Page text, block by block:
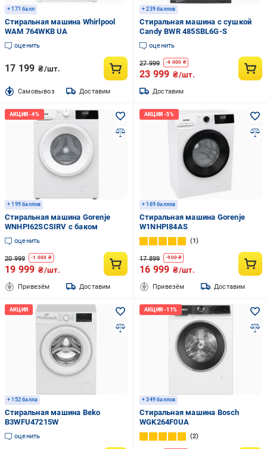
+ 171 балл
Стиральная машина Whirlpool
WAM 764WKB UA
оценить
17 199 ₴/шт.
Cамовывоз Доставим
+ 239 баллов
Стиральная машина с сушкой
Candy BWR 485SBL6G-S
оценить
27 999 -4 000 ₴
23 999 ₴/шт.
Доставим
+ 199 баллов
Стиральная машина Gorenje
WNHPI62SCSIRV с баком
оценить
20 999 -1 000 ₴
19 999 ₴/шт.
Привезём Доставим
+ 169 баллов
Стиральная машина Gorenje
W1NHPI84AS
1
17 899 -900₴
16 999 ₴/шт.
Привезём Доставим
+ 152 балла
Стиральная машина Beko
B3WFU47215W
оценить
+ 349 баллов
Стиральная машина Bosch
WGK264F0UA
2